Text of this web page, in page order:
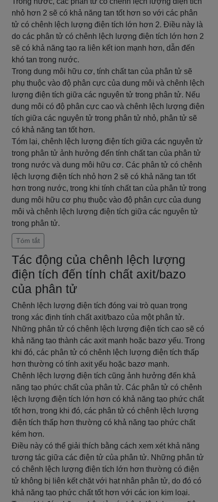
nhỏ hơn 2 sẽ có khả năng tan tốt hơn so với các phân
tử có chênh lệch lượng điện tích lớn hơn 2. Điều này là
do các phân tử có chênh lệch lượng điện tích lớn hơn 2
sẽ có khả năng tạo ra liên kết ion mạnh hơn, dẫn đến
khó tan trong nước.
Trong dung môi hữu cơ, tính chất tan của phân tử sẽ
phụ thuộc vào độ phân cực của dung môi và chênh lệch
lượng điện tích giữa các nguyên tử trong phân tử. Nếu
dung môi có độ phân cực cao và chênh lệch lượng điện
tích giữa các nguyên tử trong phân tử nhỏ, phân tử sẽ
có khả năng tan tốt hơn.
Tóm lại, chênh lệch lượng điện tích giữa các nguyên tử
trong phân tử ảnh hưởng đến tính chất tan của phân tử
trong nước và dung môi hữu cơ. Các phân tử có chênh
lệch lượng điện tích nhỏ hơn 2 sẽ có khả năng tan tốt
hơn trong nước, trong khi tính chất tan của phân tử trong
dung môi hữu cơ phụ thuộc vào độ phân cực của dung
môi và chênh lệch lượng điện tích giữa các nguyên tử
trong phân tử.
Tóm tắt
Tác động của chênh lệch lượng
điện tích đến tính chất axit/bazo
của phân tử
Chênh lệch lượng điện tích đóng vai trò quan trọng
trong xác định tính chất axit/bazo của một phân tử.
Những phân tử có chênh lệch lượng điện tích cao sẽ có
khả năng tạo thành các axit mạnh hoặc bazơ yếu. Trong
khi đó, các phân tử có chênh lệch lượng điện tích thấp
hơn thường có tính axit yếu hoặc bazơ mạnh.
Chênh lệch lượng điện tích cũng ảnh hưởng đến khả
năng tạo phức chất của phân tử. Các phân tử có chênh
lệch lượng điện tích lớn hơn có khả năng tạo phức chất
tốt hơn, trong khi đó, các phân tử có chênh lệch lượng
điện tích thấp hơn thường có khả năng tạo phức chất
kém hơn.
Điều này có thể giải thích bằng cách xem xét khả năng
tương tác giữa các điện tử của phân tử. Những phân tử
có chênh lệch lượng điện tích lớn hơn thường có điện
tử không bị liên kết chặt với hạt nhân phân tử, do đó có
khả năng tạo phức chất tốt hơn với các ion kim loại.